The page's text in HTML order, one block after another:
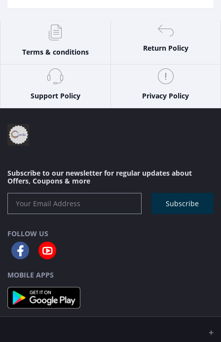
Terms & conditions Return Policy
Support Policy Privacy Policy
Subscribe to our newsletter for regular updates about
Offers, Coupons & more
Subscribe
FOLLOW US
MOBILE APPS